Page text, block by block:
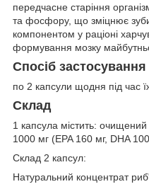
передчасне старіння
та фосфору, що зміцнює
компонентом у раціоні
формування мозку
Спосіб застосування
по 2 капсули щодня під час
Склад
1 капсула містить:
1000 мг (EPA 160 мг, DHA
Склад 2 капсул:
Натуральний концентрат